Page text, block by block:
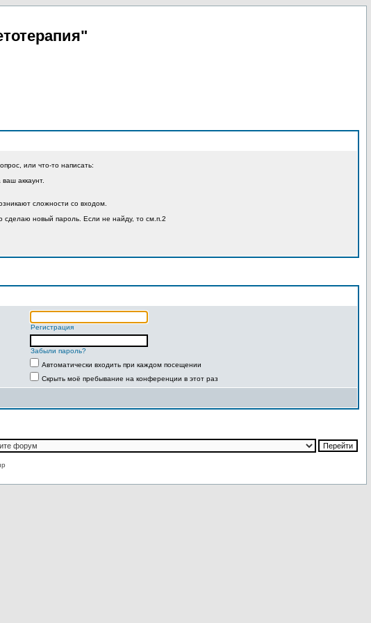
или что-то написать:
аккаунт.
сложности со входом.
сделаю новый пароль. Если не найду, то см.п.2
Регистрация
Забыли пароль?
Автоматически входить при каждом посещении
Скрыть моё пребывание на конференции в этот раз